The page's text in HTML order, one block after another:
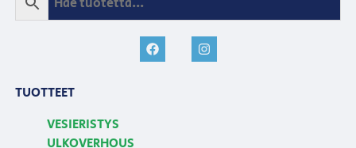
TUOTTEET
VESIERISTYS
ULKOVERHOUS